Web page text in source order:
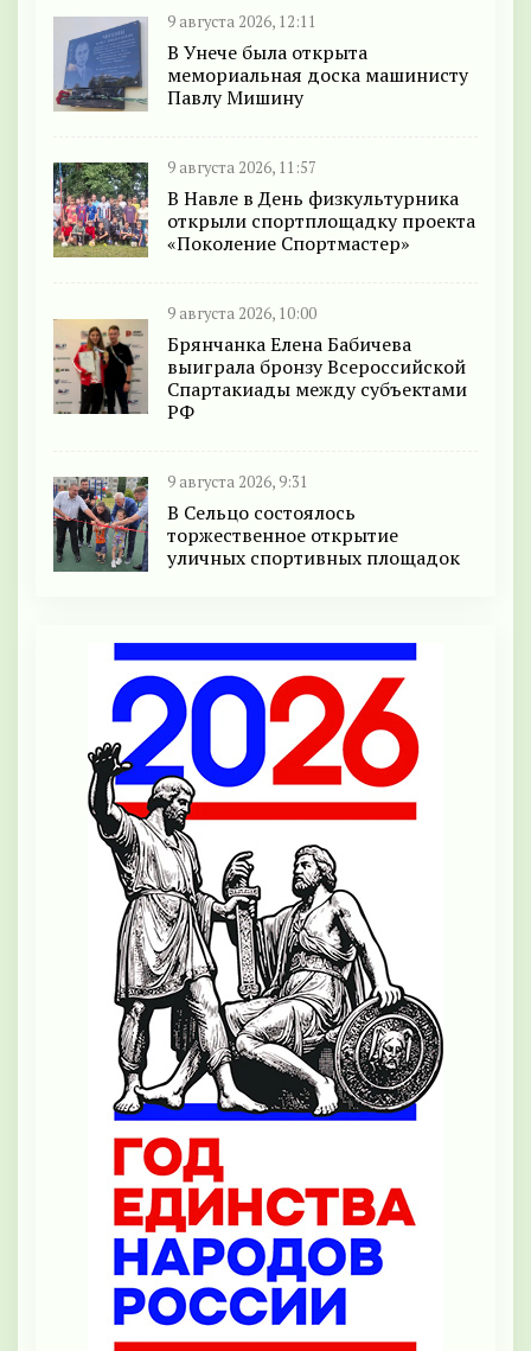
9 августа 2026, 12:11
В Унече была открыта
мемориальная доска машинисту
Павлу Мишину
9 августа 2026, 11:57
В Навле в День физкультурника
открыли спортплощадку проекта
«Поколение Спортмастер»
9 августа 2026, 10:00
Брянчанка Елена Бабичева
выиграла бронзу Всероссийской
Спартакиады между субъектами
РФ
9 августа 2026, 9:31
В Сельцо состоялось
торжественное открытие
уличных спортивных площадок